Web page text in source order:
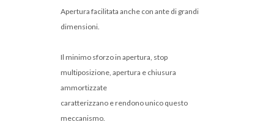
Apertura facilitata anche con ante di grandi
dimensioni.
Il minimo sforzo in apertura, stop
multiposizione, apertura e chiusura
ammortizzate
caratterizzano e rendono unico questo
meccanismo.